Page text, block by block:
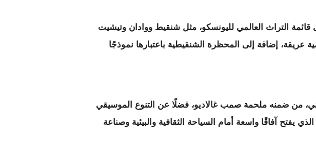
التراث العالمي لليونسكو، مثل شنقيط ووادان وتيشيت
إضافة إلى المحظرة الشنقيطية باعتبارها نموذجًا
من ضمنه ملحمة صمب غالاديو، فضلًا عن التنوع الموسيقي
يفتح آفاقًا واسعة أمام السياحة الثقافية والبيئية وصناعة